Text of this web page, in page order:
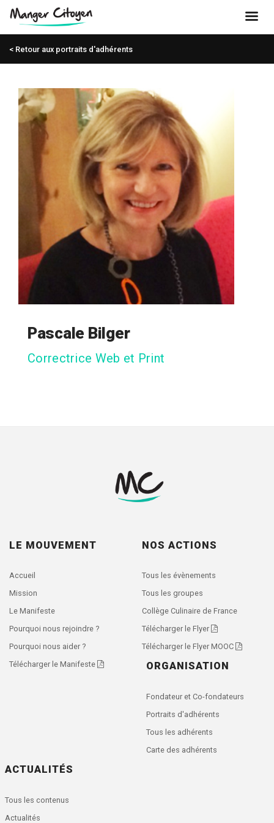
< Retour aux portraits d'adhérents
Pascale Bilger
Correctrice Web et Print
LE MOUVEMENT
Accueil
Mission
Le Manifeste
Pourquoi nous rejoindre ?
Pourquoi nous aider ?
Télécharger le Manifeste
NOS ACTIONS
Tous les évènements
Tous les groupes
Collège Culinaire de France
Télécharger le Flyer
Télécharger le Flyer MOOC
ORGANISATION
Fondateur et Co-fondateurs
Portraits d'adhérents
Tous les adhérents
Carte des adhérents
ACTUALITÉS
Tous les contenus
Actualités